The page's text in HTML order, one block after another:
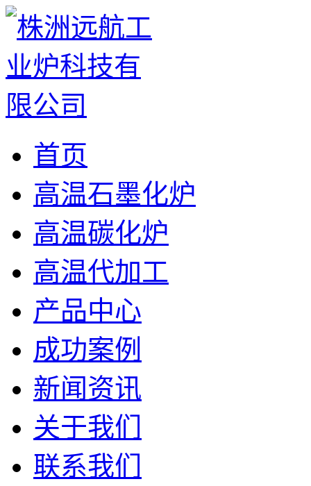
首页
高温石墨化炉
高温碳化炉
高温代加工
产品中心
成功案例
新闻资讯
关于我们
联系我们